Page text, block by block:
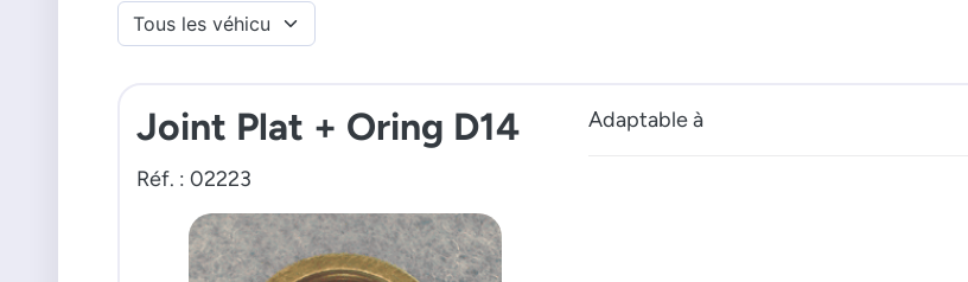
Joint Plat + Oring D14
Réf. : 02223
Adaptable à